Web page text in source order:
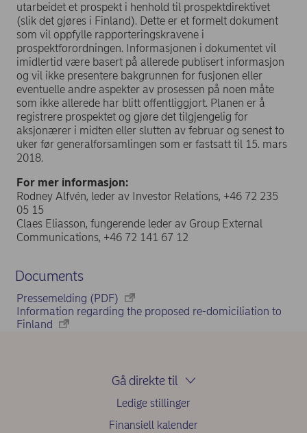
utarbeidet et prospekt i henhold til prospektdirektivet
(slik det gjøres i Finland). Dette er et formelt dokument
som vil oppfylle rapporteringskravene i
prospektforordningen. Informasjonen i dokumentet vil
imidlertid være basert på allerede publisert informasjon
og vil ikke presentere bakgrunnen for fusjonen eller
eventuelle andre aspekter av prosessen på noen måte
som ikke allerede har blitt offentliggjort. Planen er å
registrere prospektet og gjøre det tilgjengelig for
aksjonærer i midten eller slutten av februar og senest to
uker før generalforsamlingen som er fastsatt til 15. mars
2018.
For mer informasjon:
Rodney Alfvén, leder av Investor Relations, +46 72 235
05 15
Claes Eliasson, fungerende leder av Group External
Communications, +46 72 141 67 12
Documents
Pressemelding (PDF)
Information regarding the proposed re-domiciliation to
Finland
Gå direkte til
Ledige stillinger
Finansiell kalender